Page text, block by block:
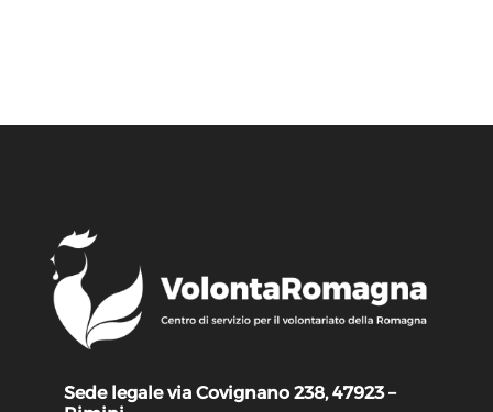
Sede legale via Covignano 238, 47923 –